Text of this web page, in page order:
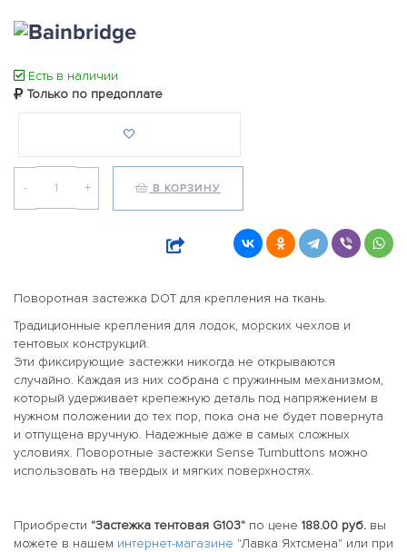
Есть в наличии
Только по предоплате
- + В КОРЗИНУ
Поворотная застежка DOT для крепления на ткань.
Традиционные крепления для лодок, морских чехлов и
тентовых конструкций.
Эти фиксирующие застежки никогда не открываются
случайно. Каждая из них собрана с пружинным механизмом,
который удерживает крепежную деталь под напряжением в
нужном положении до тех пор, пока она не будет повернута
и отпущена вручную. Надежные даже в самых сложных
условиях. Поворотные застежки Sense Turnbuttons можно
использовать на твердых и мягких поверхностях.
Приобрести "Застежка тентовая G103" по цене 188.00 руб. вы
можете в нашем интернет-магазине "Лавка Яхтсмена" или при